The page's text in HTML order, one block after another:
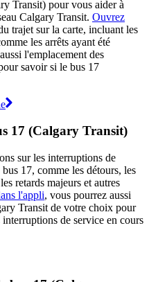
Transit) pour vous aider à
Calgary Transit. Ouvrez
trajet sur la carte, incluant les
les arrêts ayant été
l'emplacement des
savoir si le bus 17
17 (Calgary Transit)
sur les interruptions de
17, comme les détours, les
retards majeurs et autres
l'appli, vous pourrez aussi
Transit de votre choix pour
de service en cours